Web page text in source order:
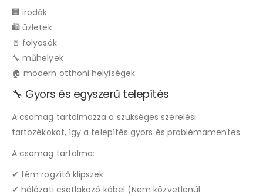
🏢 irodák
🛍️ üzletek
🚪 folyosók
🔧 műhelyek
🏠 modern otthoni helyiségek
🔧 Gyors és egyszerű telepítés
A csomag tartalmazza a szükséges szerelési
tartozékokat, így a telepítés gyors és problémamentes.
A csomag tartalma:
✔ fém rögzítő klipszek
✔ hálózati csatlakozó kábel (Nem közvetlenül